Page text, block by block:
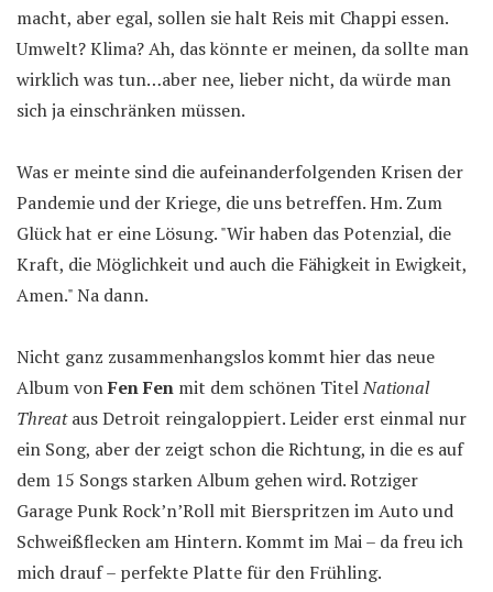
macht, aber egal, sollen sie halt Reis mit Chappi essen.
Umwelt? Klima? Ah, das könnte er meinen, da sollte man
wirklich was tun…aber nee, lieber nicht, da würde man
sich ja einschränken müssen.
Was er meinte sind die aufeinanderfolgenden Krisen der
Pandemie und der Kriege, die uns betreffen. Hm. Zum
Glück hat er eine Lösung. "Wir haben das Potenzial, die
Kraft, die Möglichkeit und auch die Fähigkeit in Ewigkeit,
Amen." Na dann.
Nicht ganz zusammenhangslos kommt hier das neue
Album vonFen Fen mit dem schönen TitelNational
Threataus Detroit reingaloppiert. Leider erst einmal nur
ein Song, aber der zeigt schon die Richtung, in die es auf
dem 15 Songs starken Album gehen wird. Rotziger
Garage Punk Rock’n’Roll mit Bierspritzen im Auto und
Schweißflecken am Hintern. Kommt im Mai – da freu ich
mich drauf – perfekte Platte für den Frühling.